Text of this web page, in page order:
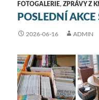
FOTOGALERIE, ZPRÁVY Z
POSLEDNÍ
2026-06-16 ADMIN